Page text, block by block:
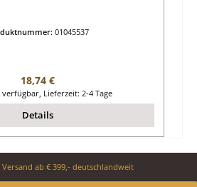
01045537
Regulärer Preis:
18,74 €
Lieferzeit: 2-4 Tage
Details
ab € 399,- deutschlandweit